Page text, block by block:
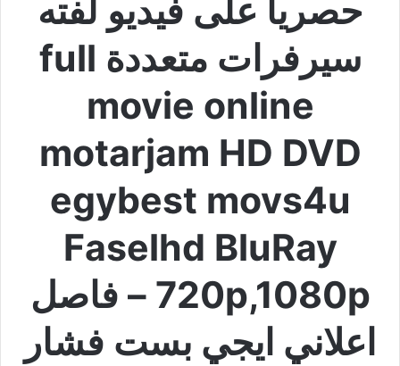
حصريا على فيديو لفته
سيرفرات متعددة full
movie online
motarjam HD DVD
egybest movs4u
Faselhd BluRay
720p,1080p – فاصل
اعلاني ايجي بست فشار